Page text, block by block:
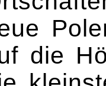
die